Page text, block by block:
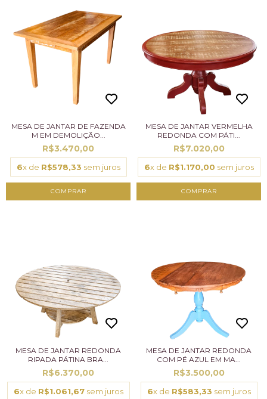
MESA DE JANTAR DE FAZENDA
M EM DEMOLIÇÃO...
R$3.470,00
6x de R$578,33 sem juros
MESA DE JANTAR VERMELHA
REDONDA COM PÁTI...
R$7.020,00
6x de R$1.170,00 sem juros
MESA DE JANTAR REDONDA
RIPADA PÁTINA BRA...
R$6.370,00
6x de R$1.061,67sem juros
MESA DE JANTAR REDONDA
COM PÉ AZUL EM MA...
R$3.500,00
6x de R$583,33 sem juros